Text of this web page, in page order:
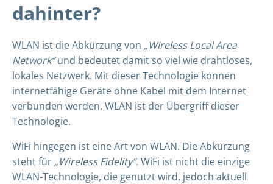
dahinter?
WLAN ist die Abkürzung von „Wireless Local Area
Network“und bedeutet damit so viel wie drahtloses,
lokales Netzwerk. Mit dieser Technologie können
internetfähige Geräte ohne Kabel mit dem Internet
verbunden werden. WLAN ist der Übergriff dieser
Technologie.
WiFi hingegen ist eine Art von WLAN. Die Abkürzung
steht für „Wireless Fidelity“.WiFi ist nicht die einzige
WLAN-Technologie, die genutzt wird, jedoch aktuell